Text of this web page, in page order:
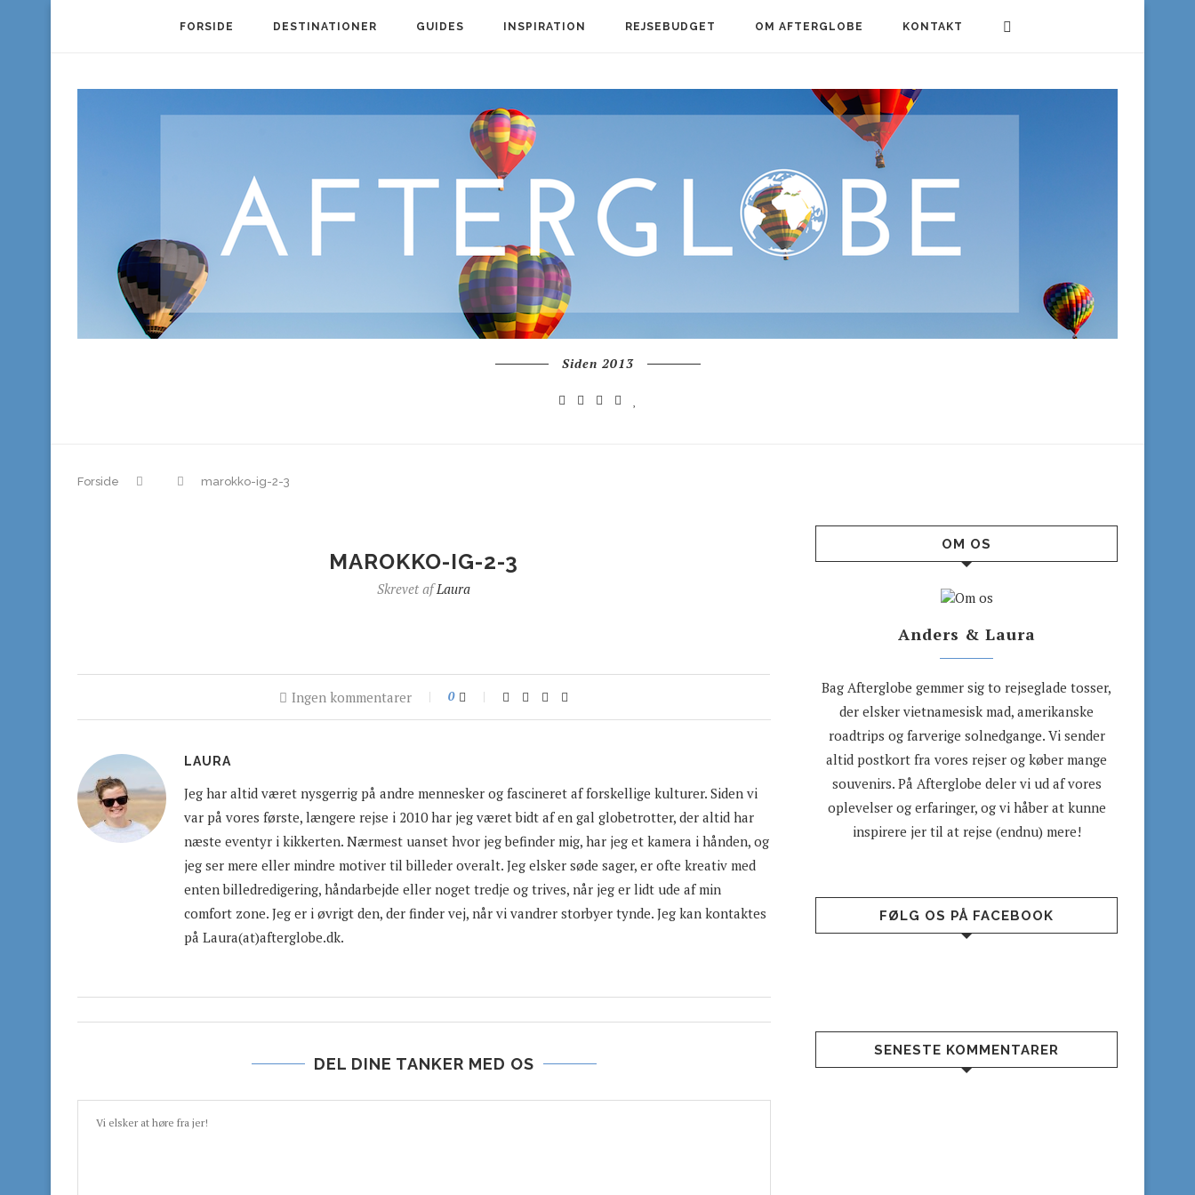
FORSIDE DESTINATIONER GUIDES INSPIRATION REJSEBUDGET OM AFTERGLOBE KONTAKT
Siden 2013
Forside marokko-ig-2-3
MAROKKO-IG-2-3
Skrevet afLaura
Ingen kommentarer 0
LAURA
Jeg har altid været nysgerrig på andre mennesker og fascineret af forskellige kulturer. Siden vi
var på vores første, længere rejse i 2010 har jeg været bidt af en gal globetrotter, der altid har
næste eventyr i kikkerten. Nærmest uanset hvor jeg befinder mig, har jeg et kamera i hånden, og
jeg ser mere eller mindre motiver til billeder overalt. Jeg elsker søde sager, er ofte kreativ med
enten billedredigering, håndarbejde eller noget tredje og trives, når jeg er lidt ude af min
comfort zone. Jeg er i øvrigt den, der finder vej, når vi vandrer storbyer tynde. Jeg kan kontaktes
på Laura(at)afterglobe.dk.
DEL DINE TANKER MED OS
OM OS
Anders & Laura
Bag Afterglobe gemmer sig to rejseglade tosser,
der elsker vietnamesisk mad, amerikanske
roadtrips og farverige solnedgange. Vi sender
altid postkort fra vores rejser og køber mange
souvenirs. På Afterglobe deler vi ud af vores
oplevelser og erfaringer, og vi håber at kunne
inspirere jer til at rejse (endnu) mere!
FØLG OS PÅ FACEBOOK
SENESTE KOMMENTARER